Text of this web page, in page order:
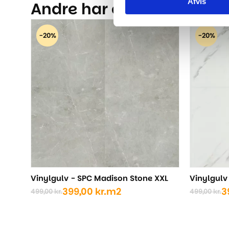
Andre har også kigget
-20%
Vinylgulv - SPC Madison Stone XXL
499,00kr.
Den
399,00 kr.
Den
m2
-20%
Vinylgulv
499,00kr.
Den
Den